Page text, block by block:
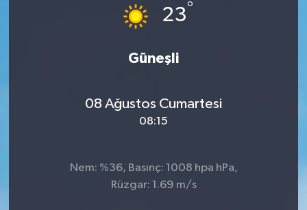
23°
Güneşli
08 Ağustos Cumartesi
08:15
Nem: %36, Basınç: 1008 hpa hPa,
Rüzgar: 1.69 m/s